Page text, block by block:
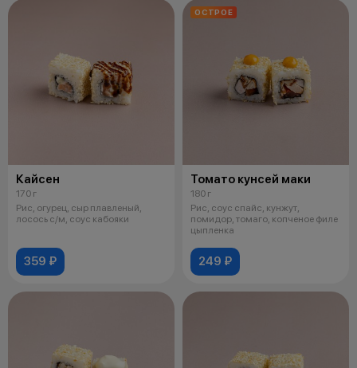
Кайсен
170 г
Рис, огурец, сыр плавленый,
лосось с/м, соус кабояки
359 ₽
ОСТРОЕ
Томато кунсей маки
180 г
Рис, соус спайс, кунжут,
помидор, томаго, копченое филе
цыпленка
249 ₽